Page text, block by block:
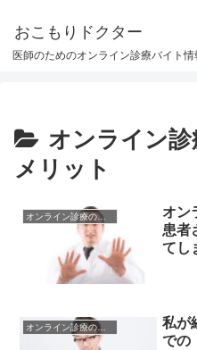
おこもりドクター
医師のためのオンライン診療バイト情
オンライン
メリット
オンライン診療のメリット・デメリット
オン
患者
てし
オンライン診療のメリット・デメリット
私が
での